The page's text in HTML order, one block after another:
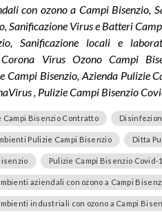
con ozono a Campi Bisenzio,
Sanificazione Virus e Batteri
Sanificazione locali e
Corona Virus Ozono Campi
Campi Bisenzio, Azienda Pulizie
, Pulizie Campi Bisenzio
Campi Bisenzio Contratto
Pulizie Campi Bisenzio Ditta
Pulizie Campi Bisenzio Covid-
aziendali con ozono a Campi
industriali con ozono a Campi